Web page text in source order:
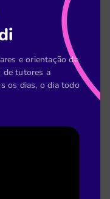
do
e orientação de
de tutores a
os dias, o dia todo